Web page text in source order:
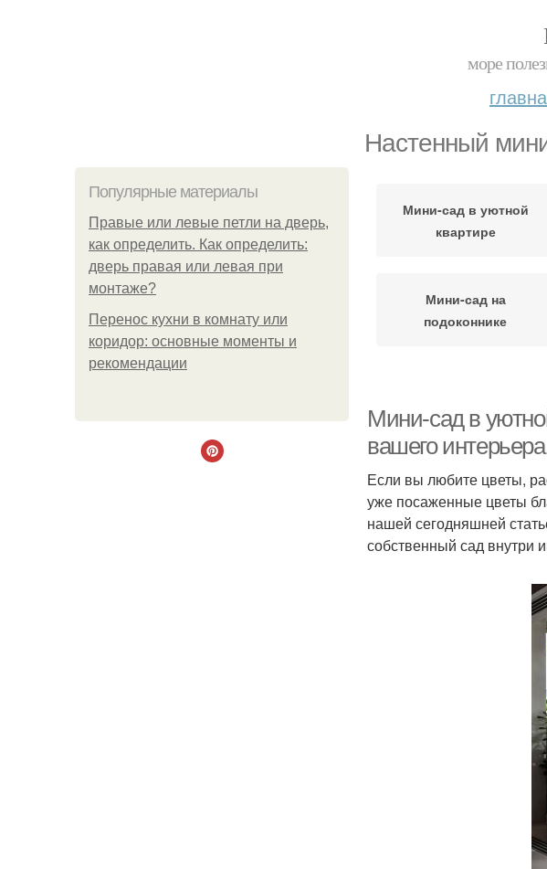
море
Настенный
Популярные материалы
Правые или левые петли на дверь,
как определить. Как определить:
дверь правая или левая при
монтаже?
Перенос кухни в комнату или
коридор: основные моменты и
рекомендации
Мини-сад в уютной
квартире
Мини-сад на
подоконнике
Мини-сад на кухне
Мини-сад в
вашего
Если вы любите цветы,
уже посаженные цветы
нашей сегодняшней
собственный сад внутри